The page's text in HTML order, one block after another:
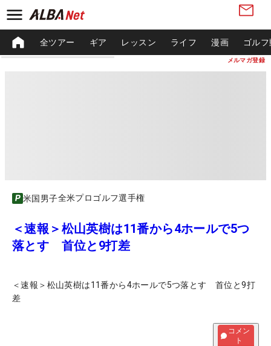
メルマガ登録
全ツアー ギア レッスン ライフ 漫画 ゴル
米国男子全米プロゴルフ選手権
＜速報＞松山英樹は11番から4ホールで5つ
落とす 首位と9打差
＜速報＞松山英樹は11番から4ホールで5つ落とす 首位と9打
差
コメン
ト